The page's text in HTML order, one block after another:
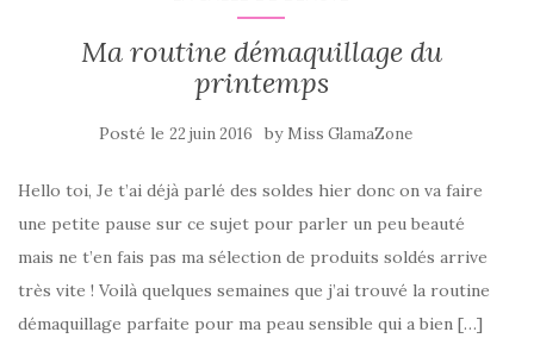
Ma routine démaquillage du
printemps
Posté le 22 juin 2016 by Miss GlamaZone
Hello toi, Je t’ai déjà parlé des soldes hier donc on va faire
une petite pause sur ce sujet pour parler un peu beauté
mais ne t’en fais pas ma sélection de produits soldés arrive
très vite ! Voilà quelques semaines que j’ai trouvé la routine
démaquillage parfaite pour ma peau sensible qui a bien […]